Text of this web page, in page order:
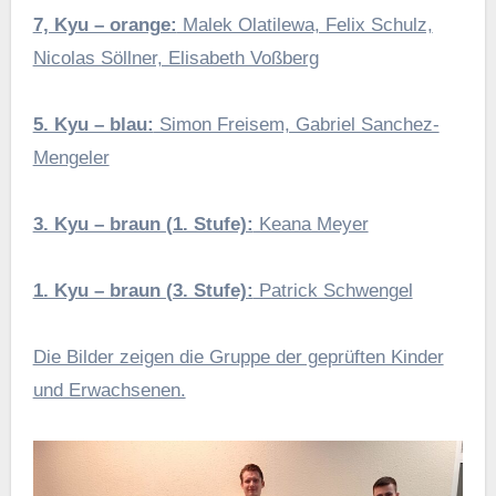
7, Kyu – orange: Malek Olatilewa, Felix Schulz,
Nicolas Söllner, Elisabeth Voßberg
5. Kyu – blau: Simon Freisem, Gabriel Sanchez-
Mengeler
3. Kyu – braun (1. Stufe): Keana Meyer
1. Kyu – braun (3. Stufe): Patrick Schwengel
Die Bilder zeigen die Gruppe der geprüften Kinder
und Erwachsenen.